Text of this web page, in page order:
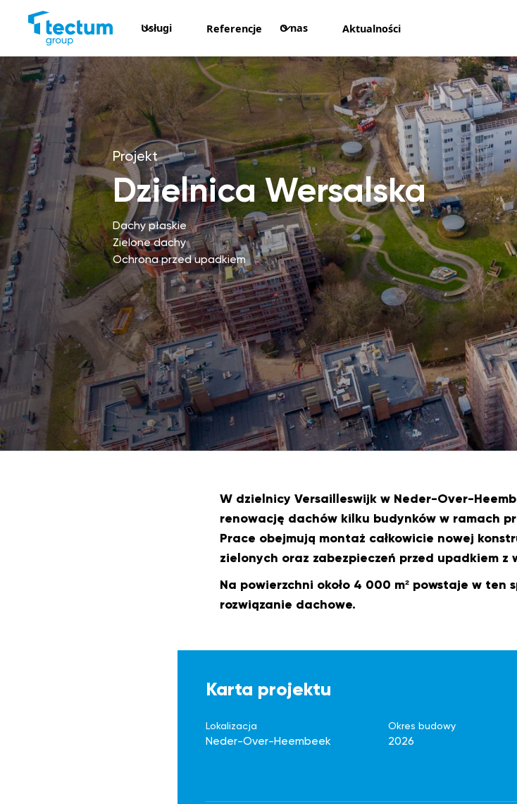
Usługi Referencje O nas Aktualności
Projekt
Dzielnica Wersalska
Dachy płaskie
Zielone dachy
Ochrona przed upadkiem
W dzielnicy Versailleswijk w Neder-Over-
renowację dachów kilku budynków w ramach
Prace obejmują montaż całkowicie nowej
zielonych oraz zabezpieczeń przed upadkiem z
Na powierzchni około 4 000 m² powstaje w ten
rozwiązanie dachowe.
Karta projektu
Lokalizacja
Neder-Over-Heembeek
Okres budowy
2026